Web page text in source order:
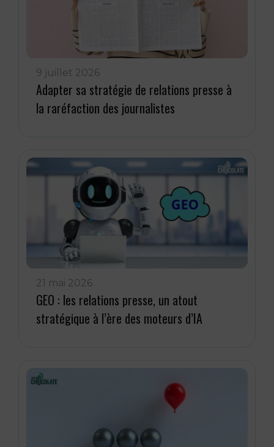
9 juillet 2026
Adapter sa stratégie de relations presse à
la raréfaction des journalistes
21 mai 2026
GEO : les relations presse, un atout
stratégique à l’ère des moteurs d’IA